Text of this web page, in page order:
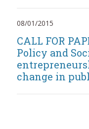
08/01/2015
CALL FOR
Policy and
change in